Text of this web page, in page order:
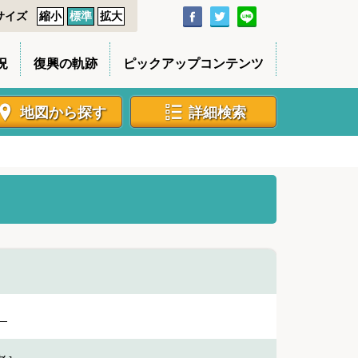
イズ 縮小 標準 拡大
復興の軌跡 ピックアップコンテンツ
地図から探す 詳細検索